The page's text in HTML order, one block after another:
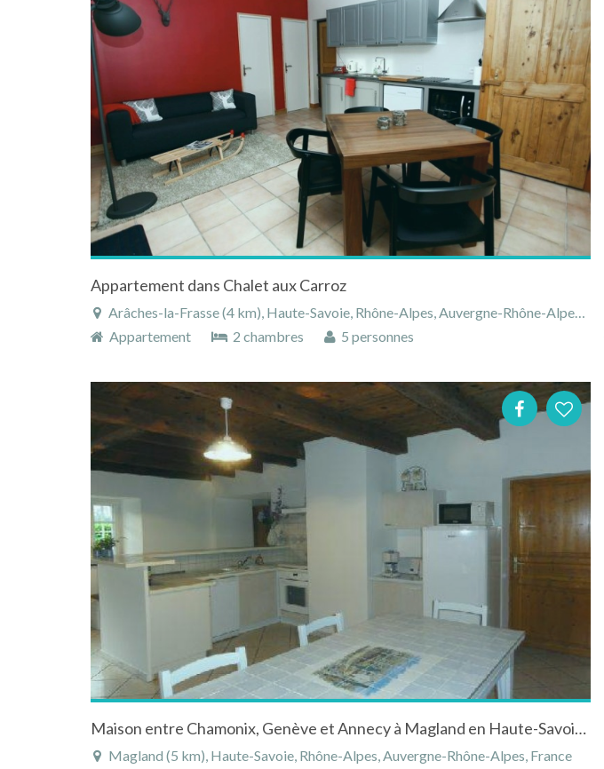
Appartement dans Chalet aux Carroz
Arâches-la-Frasse (4 km), Haute-Savoie, Rhône-Alpes, Auvergne-Rhône-Alpes, France
Appartement
2 chambres 5 personnes
Maison entre Chamonix, Genève et Annecy à Magland en Haute-Savoie dans les Alpes
Magland (5 km), Haute-Savoie, Rhône-Alpes, Auvergne-Rhône-Alpes, France